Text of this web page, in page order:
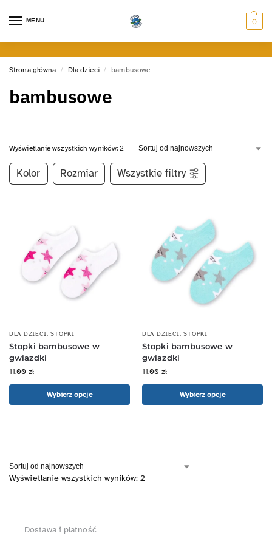
MENU 0
Strona główna / Dla dzieci / bambusowe
bambusowe
Wyświetlanie wszystkich wyników: 2
Kolor Rozmiar Wszystkie filtry
DLA DZIECI,STOPKI
Stopki bambusowe w
gwiazdki
11.00 zł
Wybierz opcje
DLA DZIECI,STOPKI
Stopki bambusowe w
gwiazdki
11.00 zł
Wybierz opcje
Wyświetlanie wszystkich wyników: 2
Dostawa i płatność